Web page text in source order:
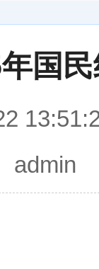
国
admin